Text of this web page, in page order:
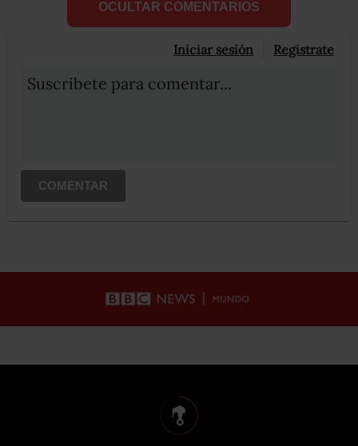
OCULTAR COMENTARIOS
Iniciar sesión Registrate
Suscribete para comentar...
COMENTAR